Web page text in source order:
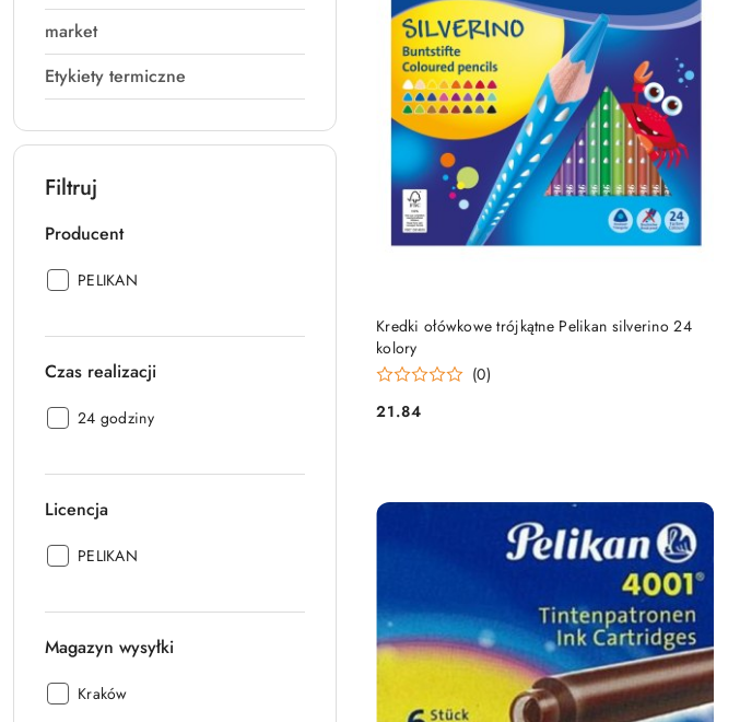
market
Etykiety termiczne
Filtruj
Producent
Producent:
PELIKAN
Czas realizacji
Czas
24 godziny
Licencja
Licencja:
PELIKAN
Magazyn wysyłki
Magazyn
Kraków
Kredki ołówkowe trójkątne Pelikan silverino 24
kolory
(0)
Cena:
21.84
PRODUKT NIEDOSTĘPNY